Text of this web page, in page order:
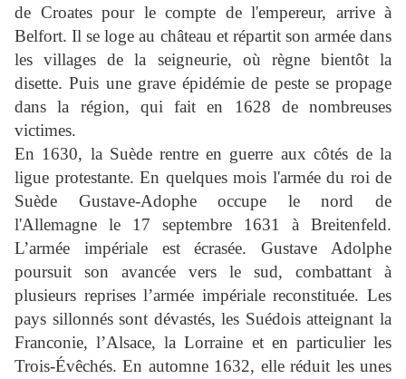
de Croates pour le compte de l'empereur, arrive à
Belfort. Il se loge au château et répartit son armée dans
les villages de la seigneurie, où règne bientôt la
disette. Puis une grave épidémie de peste se propage
dans la région, qui fait en 1628 de nombreuses
victimes.
En 1630, la Suède rentre en guerre aux côtés de la
ligue protestante. En quelques mois l'armée du roi de
Suède Gustave-Adophe occupe le nord de
l'Allemagne le 17 septembre 1631 à Breitenfeld.
L’armée impériale est écrasée. Gustave Adolphe
poursuit son avancée vers le sud, combattant à
plusieurs reprises l’armée impériale reconstituée. Les
pays sillonnés sont dévastés, les Suédois atteignant la
Franconie, l’Alsace, la Lorraine et en particulier les
Trois-Évêchés. En automne 1632, elle réduit les unes